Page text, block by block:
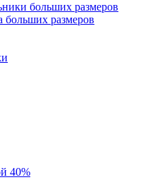
больших размеров
больших размеров
40%